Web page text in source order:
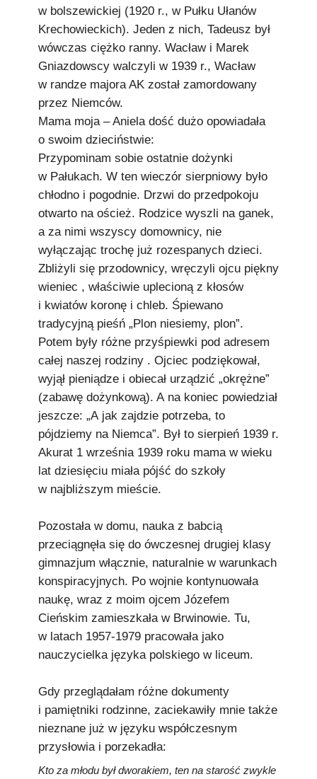
w bolszewickiej (1920 r., w Pułku Ułanów
Krechowieckich). Jeden z nich, Tadeusz był
wówczas ciężko ranny. Wacław i Marek
Gniazdowscy walczyli w 1939 r., Wacław
w randze majora AK został zamordowany
przez Niemców.
Mama moja – Aniela dość dużo opowiadała
o swoim dzieciństwie:
Przypominam sobie ostatnie dożynki
w Pałukach. W ten wieczór sierpniowy było
chłodno i pogodnie. Drzwi do przedpokoju
otwarto na oścież. Rodzice wyszli na ganek,
a za nimi wszyscy domownicy, nie
wyłączając trochę już rozespanych dzieci.
Zbliżyli się przodownicy, wręczyli ojcu piękny
wieniec , właściwie uplecioną z kłosów
i kwiatów koronę i chleb. Śpiewano
tradycyjną pieśń „Plon niesiemy, plon”.
Potem były różne przyśpiewki pod adresem
całej naszej rodziny . Ojciec podziękował,
wyjął pieniądze i obiecał urządzić „okrężne”
(zabawę dożynkową). A na koniec powiedział
jeszcze: „A jak zajdzie potrzeba, to
pójdziemy na Niemca”. Był to sierpień 1939 r.
Akurat 1 września 1939 roku mama w wieku
lat dziesięciu miała pójść do szkoły
w najbliższym mieście.
Pozostała w domu, nauka z babcią
przeciągnęła się do ówczesnej drugiej klasy
gimnazjum włącznie, naturalnie w warunkach
konspiracyjnych. Po wojnie kontynuowała
naukę, wraz z moim ojcem Józefem
Cieńskim zamieszkała w Brwinowie. Tu,
w latach 1957-1979 pracowała jako
nauczycielka języka polskiego w liceum.
Gdy przeglądałam różne dokumenty
i pamiętniki rodzinne, zaciekawiły mnie także
nieznane już w języku współczesnym
przysłowia i porzekadła:
Kto za młodu był dworakiem, ten na starość zwykle